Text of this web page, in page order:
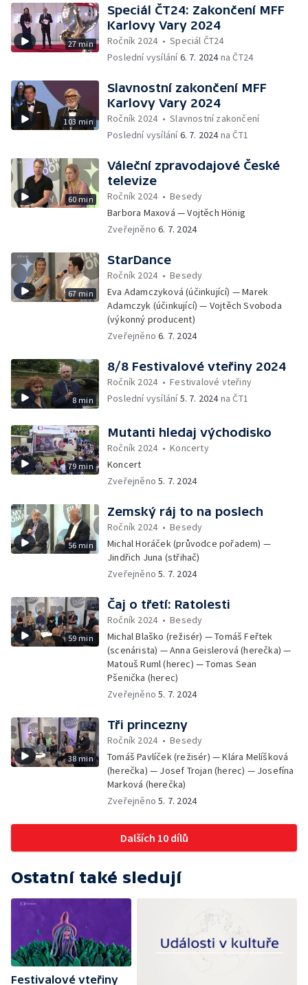
27 min
Speciál ČT24: Zakončení MFF
Karlovy Vary 2024
Ročník 2024•Speciál ČT24
Poslední vysílání6. 7. 2024na ČT24
103 min
Slavnostní zakončení MFF
Karlovy Vary 2024
Ročník 2024•Slavnostní zakončení
Poslední vysílání6. 7. 2024na ČT1
60 min
Váleční zpravodajové České
televize
Ročník 2024•Besedy
Barbora Maxová — Vojtěch Hönig
Zveřejněno6. 7. 2024
67 min
StarDance
Ročník 2024•Besedy
Eva Adamczyková (účinkující) — Marek
Adamczyk (účinkující) — Vojtěch Svoboda
(výkonný producent)
Zveřejněno6. 7. 2024
8 min
8/8 Festivalové vteřiny 2024
Ročník 2024•Festivalové vteřiny
Poslední vysílání5. 7. 2024na ČT1
79 min
Mutanti hledaj východisko
Ročník 2024•Koncerty
Koncert
Zveřejněno5. 7. 2024
56 min
Zemský ráj to na poslech
Ročník 2024•Besedy
Michal Horáček (průvodce pořadem) —
Jindřich Juna (střihač)
Zveřejněno5. 7. 2024
59 min
Čaj o třetí: Ratolesti
Ročník 2024•Besedy
Michal Blaško (režisér) — Tomáš Feřtek
(scenárista) — Anna Geislerová (herečka) —
Matouš Ruml (herec) — Tomas Sean
Pšenička (herec)
Zveřejněno5. 7. 2024
38 min
Tři princezny
Ročník 2024•Besedy
Tomáš Pavlíček (režisér) — Klára Melíšková
(herečka) — Josef Trojan (herec) — Josefína
Marková (herečka)
Zveřejněno5. 7. 2024
Dalších 10 dílů
Ostatní také sledují
Festivalové vteřiny